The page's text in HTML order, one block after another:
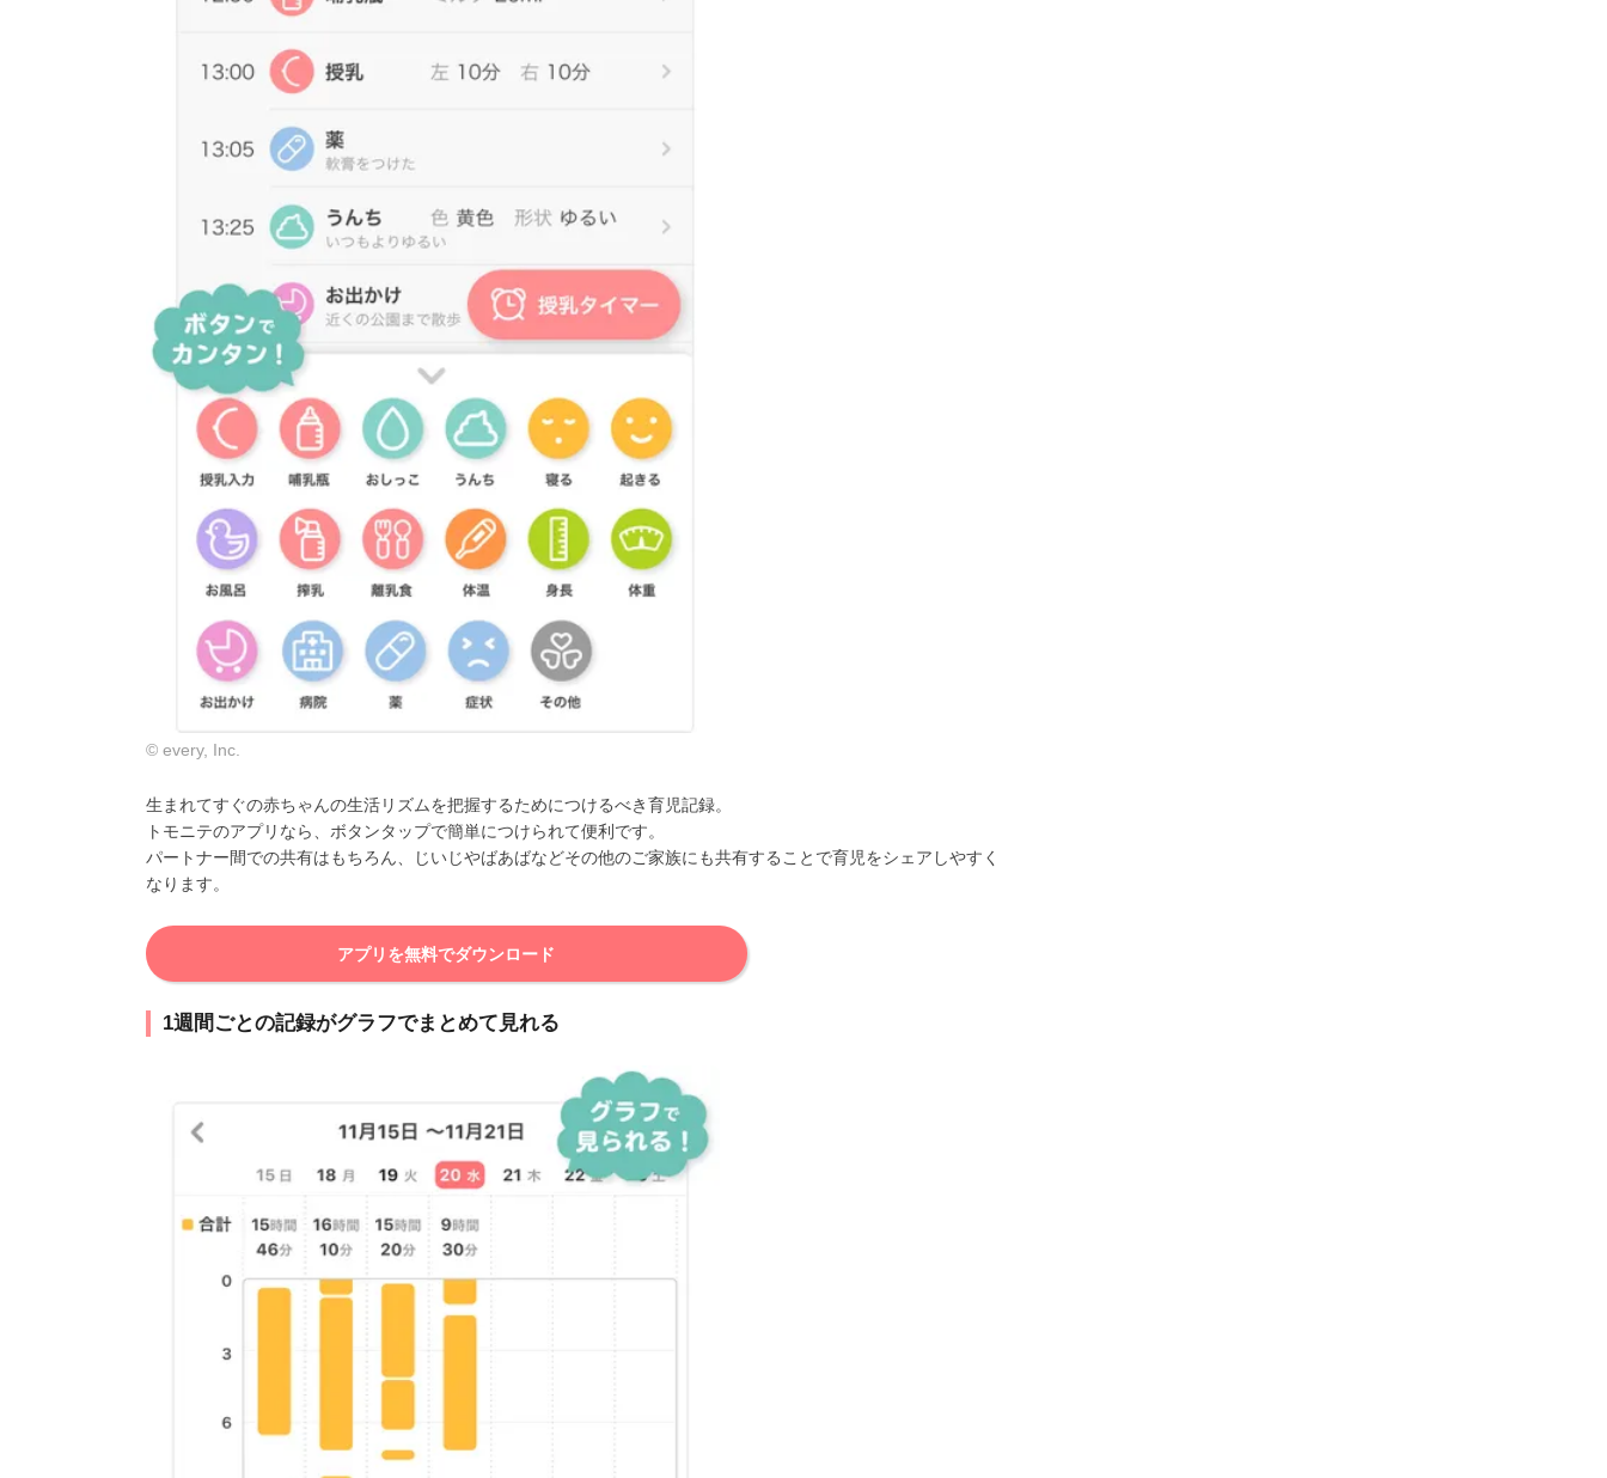
© every, Inc.
生まれてすぐの赤ちゃんの生活リズムを把握するためにつけるべき育児記録。
トモニテのアプリなら、ボタンタップで簡単につけられて便利です。
パートナー間での共有はもちろん、じいじやばあばなどその他のご家族にも共有することで育児をシェアしやすく
なります。
アプリを無料でダウンロード
1週間ごとの記録がグラフでまとめて見れる